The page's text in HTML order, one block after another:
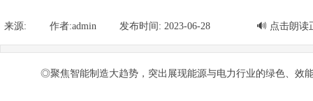
来源: 作者:admin 发布时间: 2023-06-28 🔊 点击朗读
◎聚焦智能制造大趋势，突出展现能源与电力行业的绿色、效
新闻 人才 直播 讲堂